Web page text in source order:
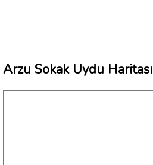
Arzu Sokak Uydu Haritası